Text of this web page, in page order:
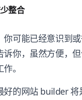
整合
你可能已经意识到
诉你，虽然方便，
。
好的网站 builder